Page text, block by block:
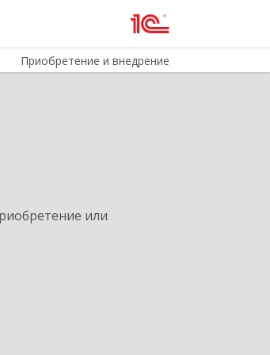
Приобретение и внедрение
или